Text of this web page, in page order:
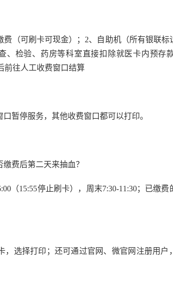
费（可刷卡可现金）；2、自助机（所有银联标
、检验、药房等科室直接扣除就医卡内预存
前往人工收费窗口结算
暂停服务，其他收费窗口都可以打印。
费后第二天来抽血？
（15:55停止刷卡），周末7:30-11:30；已缴
，选择打印；还可通过官网、微官网注册用户